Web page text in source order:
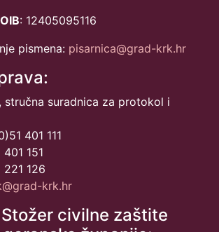
OIB: 12405095116
pismena: pisarnica@grad-krk.hr
stručna suradnica za protokol i
401 111
151
126
krk.hr
civilne zaštite